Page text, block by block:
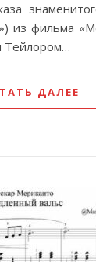
из фильма
Тейлором…
ДАЛЕЕ